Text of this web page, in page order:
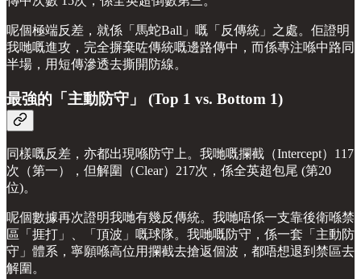
呢個極端反差，就係「馬蛇Ball」嘅「反傳統」之處。佢證明
我哋嘅進攻，完全摒棄咗傳統嘅邊路傳中，而係專注喺中路同
半場，用短傳滲透去撕開防線。
最強的「主動防守」 (Top 1 vs. Bottom 1)
同樣嘅反差，亦都出現喺防守上。我哋嘅攔截（Intercept）117
次（第一），但解圍（Clear）217次，係全英超包尾 (第20
位)。
呢個數據再次證明我哋有幾反傳統。我哋唔係一支靠後衛喺禁
區「捱打」、「頂波」嘅球隊。我哋嘅防守，係一套「主動防
守」體系，寧願喺高位用攔截去搶返個波，都唔想退到禁區去
解圍。